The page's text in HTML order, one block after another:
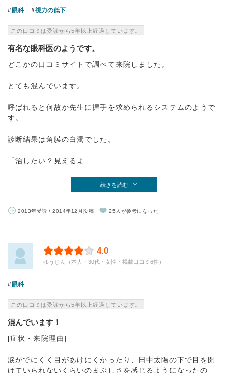
眼科 視力の低下
この口コミは受診から5年以上経過しています。
有名な眼科医のようです。
どこかの口コミサイトで調べて来院しました。
とても混んでいます。
呼ばれると何故か先生に握手を求められるシステムのようで
す。
診断結果は角膜の白濁でした。
「治したい？見えるよ...
続きを読む
2013年受診 / 2014年12月投稿 25人が参考になった
4.0
ゆうじん（本人・30代・女性・掲載口コミ6件）
眼科
この口コミは受診から5年以上経過しています。
混んでいます！
[症状・来院理由]
涙がでにくく目があけにくかったり、日中太陽の下で目を開
けていられないくらいのまぶしさを感じるようになったの